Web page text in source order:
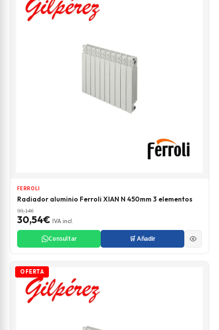
FERROLI
Radiador aluminio Ferroli XIAN N 450mm 3 elementos
99,14€
30,54€ IVA incl.
Consultar 🛒 Añadir
OFERTA